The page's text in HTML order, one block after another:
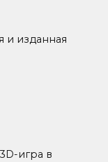
и изданная
игра в